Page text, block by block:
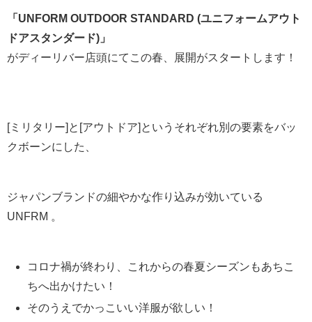
「UNFORM OUTDOOR STANDARD (ユニフォームアウト
ドアスタンダード)」
がディーリバー店頭にてこの春、展開がスタートします！
[ミリタリー]と[アウトドア]というそれぞれ別の要素をバッ
クボーンにした、
ジャパンブランドの細やかな作り込みが効いている
UNFRM 。
コロナ禍が終わり、これからの春夏シーズンもあちこ
ちへ出かけたい！
そのうえでかっこいい洋服が欲しい！